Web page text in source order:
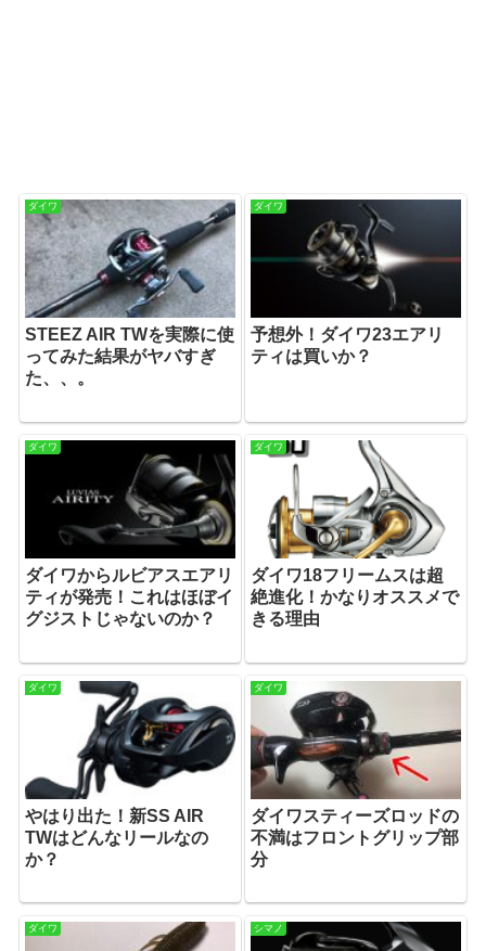
ダイワ
STEEZ AIR TWを実際に使
ってみた結果がヤバすぎ
た、、。
ダイワ
予想外！ダイワ23エアリ
ティは買いか？
ダイワ
ダイワからルビアスエアリ
ティが発売！これはほぼイ
グジストじゃないのか？
ダイワ
ダイワ18フリームスは超
絶進化！かなりオススメで
きる理由
ダイワ
やはり出た！新SS AIR
TWはどんなリールなの
か？
ダイワ
ダイワスティーズロッドの
不満はフロントグリップ部
分
ダイワ シマノ